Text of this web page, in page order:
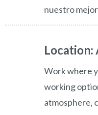
nuestro
Location:
Work where
working
atmosphere,